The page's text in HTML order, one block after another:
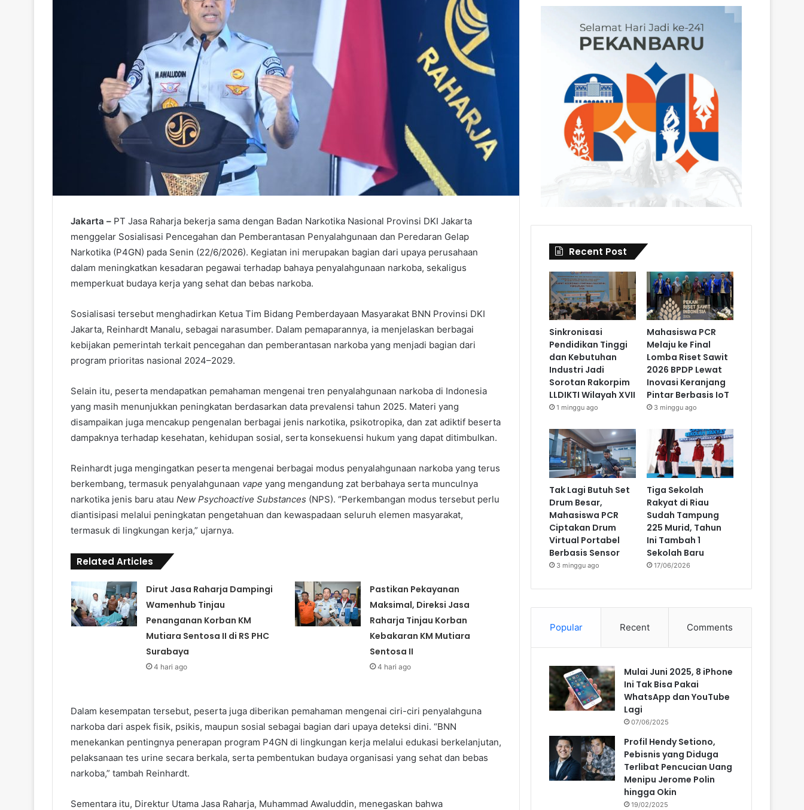
Jakarta – PT Jasa Raharja bekerja sama dengan Badan Narkotika Nasional Provinsi DKI Jakarta
menggelar Sosialisasi Pencegahan dan Pemberantasan Penyalahgunaan dan Peredaran Gelap
Narkotika (P4GN) pada Senin (22/6/2026). Kegiatan ini merupakan bagian dari upaya perusahaan
dalam meningkatkan kesadaran pegawai terhadap bahaya penyalahgunaan narkoba, sekaligus
memperkuat budaya kerja yang sehat dan bebas narkoba.
Sosialisasi tersebut menghadirkan Ketua Tim Bidang Pemberdayaan Masyarakat BNN Provinsi DKI
Jakarta, Reinhardt Manalu, sebagai narasumber. Dalam pemaparannya, ia menjelaskan berbagai
kebijakan pemerintah terkait pencegahan dan pemberantasan narkoba yang menjadi bagian dari
program prioritas nasional 2024–2029.
Selain itu, peserta mendapatkan pemahaman mengenai tren penyalahgunaan narkoba di Indonesia
yang masih menunjukkan peningkatan berdasarkan data prevalensi tahun 2025. Materi yang
disampaikan juga mencakup pengenalan berbagai jenis narkotika, psikotropika, dan zat adiktif beserta
dampaknya terhadap kesehatan, kehidupan sosial, serta konsekuensi hukum yang dapat ditimbulkan.
Reinhardt juga mengingatkan peserta mengenai berbagai modus penyalahgunaan narkoba yang terus
berkembang, termasuk penyalahgunaan vape yang mengandung zat berbahaya serta munculnya
narkotika jenis baru atau New Psychoactive Substances (NPS). “Perkembangan modus tersebut perlu
diantisipasi melalui peningkatan pengetahuan dan kewaspadaan seluruh elemen masyarakat,
termasuk di lingkungan kerja,” ujarnya.
Related Articles
Dirut Jasa Raharja Dampingi
Wamenhub Tinjau
Penanganan Korban KM
Mutiara Sentosa II di RS PHC
Surabaya
4 hari ago
Pastikan Pekayanan
Maksimal, Direksi Jasa
Raharja Tinjau Korban
Kebakaran KM Mutiara
Sentosa II
4 hari ago
Dalam kesempatan tersebut, peserta juga diberikan pemahaman mengenai ciri-ciri penyalahguna
narkoba dari aspek fisik, psikis, maupun sosial sebagai bagian dari upaya deteksi dini. “BNN
menekankan pentingnya penerapan program P4GN di lingkungan kerja melalui edukasi berkelanjutan,
pelaksanaan tes urine secara berkala, serta pembentukan budaya organisasi yang sehat dan bebas
narkoba,” tambah Reinhardt.
Sementara itu, Direktur Utama Jasa Raharja, Muhammad Awaluddin, menegaskan bahwa
Recent Post
Sinkronisasi
Pendidikan Tinggi
dan Kebutuhan
Industri Jadi
Sorotan Rakorpim
LLDIKTI Wilayah XVII
1 minggu ago
Mahasiswa PCR
Melaju ke Final
Lomba Riset Sawit
2026 BPDP Lewat
Inovasi Keranjang
Pintar Berbasis IoT
3 minggu ago
Tak Lagi Butuh Set
Drum Besar,
Mahasiswa PCR
Ciptakan Drum
Virtual Portabel
Berbasis Sensor
3 minggu ago
Tiga Sekolah
Rakyat di Riau
Sudah Tampung
225 Murid, Tahun
Ini Tambah 1
Sekolah Baru
17/06/2026
Popular Recent Comments
Mulai Juni 2025, 8 iPhone
Ini Tak Bisa Pakai
WhatsApp dan YouTube
Lagi
07/06/2025
Profil Hendy Setiono,
Pebisnis yang Diduga
Terlibat Pencucian Uang
Menipu Jerome Polin
hingga Okin
19/02/2025